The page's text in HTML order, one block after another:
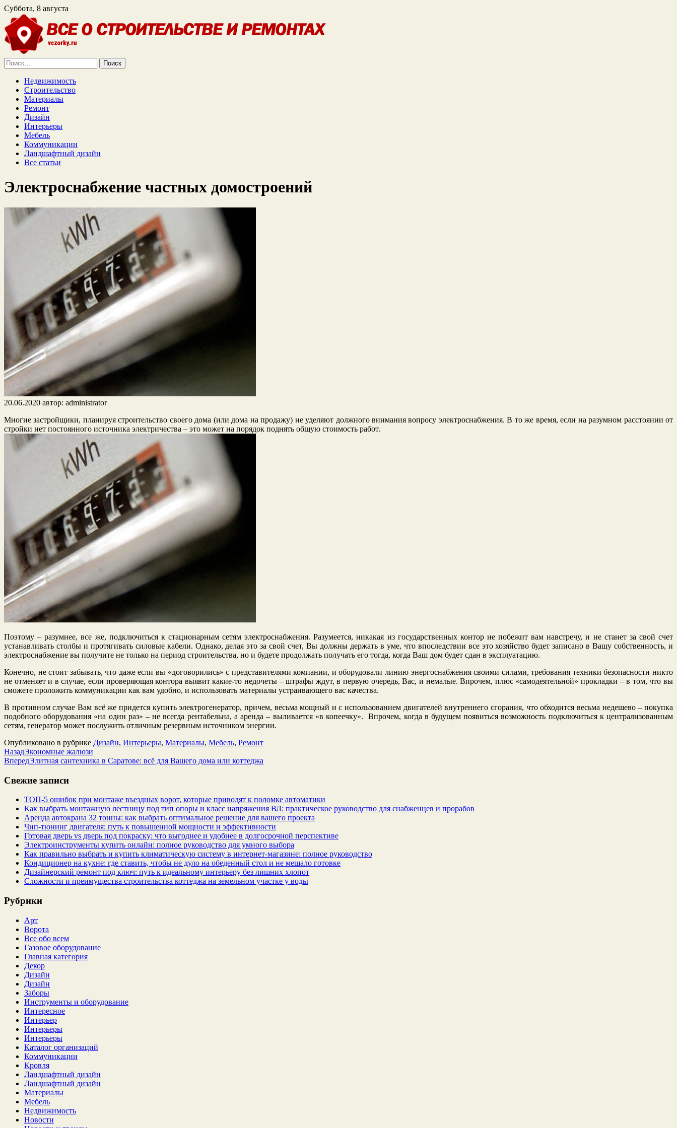
Суббота, 8 августа
Найти:
Недвижимость
Строительство
Материалы
Ремонт
Дизайн
Интерьеры
Мебель
Коммуникации
Ландшафтный дизайн
Все статьи
Электроснабжение частных домостроений
20.06.2020 автор: administrator
Многие застройщики, планируя строительство своего дома (или дома на продажу) не уделяют должного внимания вопросу электроснабжения. В то же время, если на разумном расстоянии от
стройки нет постоянного источника электричества – это может на порядок поднять общую стоимость работ.
Поэтому – разумнее, все же, подключиться к стационарным сетям электроснабжения. Разумеется, никакая из государственных контор не побежит вам навстречу, и не станет за свой счет
устанавливать столбы и протягивать силовые кабели. Однако, делая это за свой счет, Вы должны держать в уме, что впоследствии все это хозяйство будет записано в Вашу собственность, и
электроснабжение вы получите не только на период строительства, но и будете продолжать получать его тогда, когда Ваш дом будет сдан в эксплуатацию.
Конечно, не стоит забывать, что даже если вы «договорились» с представителями компании, и оборудовали линию энергоснабжения своими силами, требования техники безопасности никто
не отменяет и в случае, если проверяющая контора выявит какие-то недочеты – штрафы ждут, в первую очередь, Вас, и немалые. Впрочем, плюс «самодеятельной» прокладки – в том, что вы
сможете проложить коммуникации как вам удобно, и использовать материалы устраивающего вас качества.
В противном случае Вам всё же придется купить электрогенератор, причем, весьма мощный и с использованием двигателей внутреннего сгорания, что обходится весьма недешево – покупка
подобного оборудования «на один раз» – не всегда рентабельна, а аренда – выливается «в копеечку». Впрочем, когда в будущем появиться возможность подключиться к централизованным
сетям, генератор может послужить отличным резервным источником энергии.
Опубликовано в рубрике Дизайн, Интерьеры, Материалы, Мебель, Ремонт
НазадЭкономные жалюзи
ВпередЭлитная сантехника в Саратове: всё для Вашего дома или коттеджа
Свежие записи
ТОП-5 ошибок при монтаже въездных ворот, которые приводят к поломке автоматики
Как выбрать монтажную лестницу под тип опоры и класс напряжения ВЛ: практическое руководство для снабженцев и прорабов
Аренда автокрана 32 тонны: как выбрать оптимальное решение для вашего проекта
Чип‑тюнинг двигателя: путь к повышенной мощности и эффективности
Готовая дверь vs дверь под покраску: что выгоднее и удобнее в долгосрочной перспективе
Электроинструменты купить онлайн: полное руководство для умного выбора
Как правильно выбрать и купить климатическую систему в интернет‑магазине: полное руководство
Кондиционер на кухне: где ставить, чтобы не дуло на обеденный стол и не мешало готовке
Дизайнерский ремонт под ключ: путь к идеальному интерьеру без лишних хлопот
Сложности и преимущества строительства коттеджа на земельном участке у воды
Рубрики
Арт
Ворота
Все обо всем
Газовое оборудование
Главная категория
Декор
Дизайн
Дизайн
Заборы
Инструменты и оборудование
Интересное
Интерьер
Интерьеры
Интерьеры
Каталог организаций
Коммуникации
Кровля
Ландшафтный дизайн
Ландшафтный дизайн
Материалы
Мебель
Недвижимость
Новости